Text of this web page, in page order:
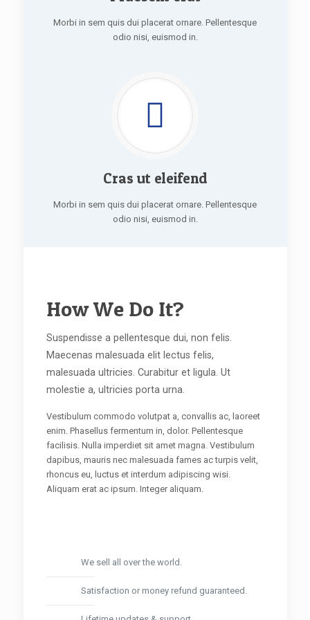
Morbi in sem quis dui placerat ornare. Pellentesque
odio nisi, euismod in.
Cras ut eleifend
Morbi in sem quis dui placerat ornare. Pellentesque
odio nisi, euismod in.
How We Do It?
Suspendisse a pellentesque dui, non felis.
Maecenas malesuada elit lectus felis,
malesuada ultricies. Curabitur et ligula. Ut
molestie a, ultricies porta urna.
Vestibulum commodo volutpat a, convallis ac, laoreet
enim. Phasellus fermentum in, dolor. Pellentesque
facilisis. Nulla imperdiet sit amet magna. Vestibulum
dapibus, mauris nec malesuada fames ac turpis velit,
rhoncus eu, luctus et interdum adipiscing wisi.
Aliquam erat ac ipsum. Integer aliquam.
We sell all over the world.
Satisfaction or money refund guaranteed.